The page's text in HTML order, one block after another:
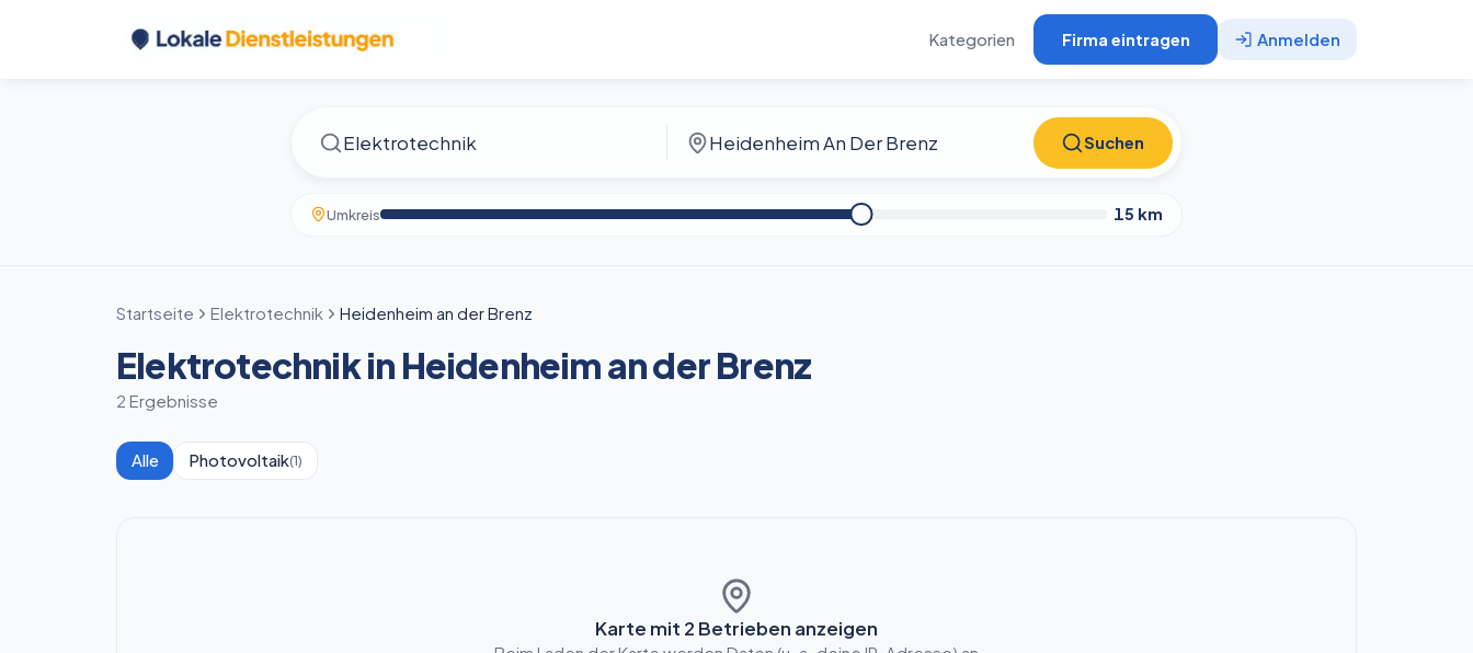
Kategorien Firma eintragen Anmelden
Suchen
Umkreis 15 km
Startseite Elektrotechnik Heidenheim an der Brenz
Elektrotechnik in Heidenheim an der Brenz
2 Ergebnisse
Alle Photovoltaik(1)
Karte mit 2 Betrieben anzeigen